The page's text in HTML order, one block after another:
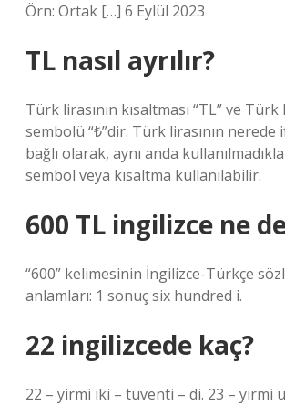
Örn: Ortak […] 6 Eylül 2023
TL nasıl ayrılır?
Türk lirasının kısaltması “TL” ve Türk
sembolü “₺”dir. Türk lirasının nerede
bağlı olarak, aynı anda
sembol veya kısaltma kullanılabilir.
600 TL ingilizce ne
“600” kelimesinin İngilizce-Türkçe
anlamları: 1 sonuç six hundred i.
22 ingilizcede kaç?
22 – yirmi iki – tuventi – di. 23 – yirmi